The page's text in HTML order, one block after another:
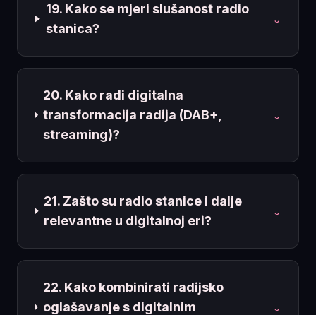
19. Kako se mjeri slušanost radio
stanica?
⌄
20. Kako radi digitalna
transformacija radija (DAB+,
streaming)?
⌄
21. Zašto su radio stanice i dalje
relevantne u digitalnoj eri?
⌄
22. Kako kombinirati radijsko
oglašavanje s digitalnim
⌄